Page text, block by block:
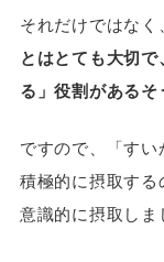
それだけではなく、
とはとても大切
る」役割があるそ
ですので、「す
積極的に摂取する
意識的に摂取しま